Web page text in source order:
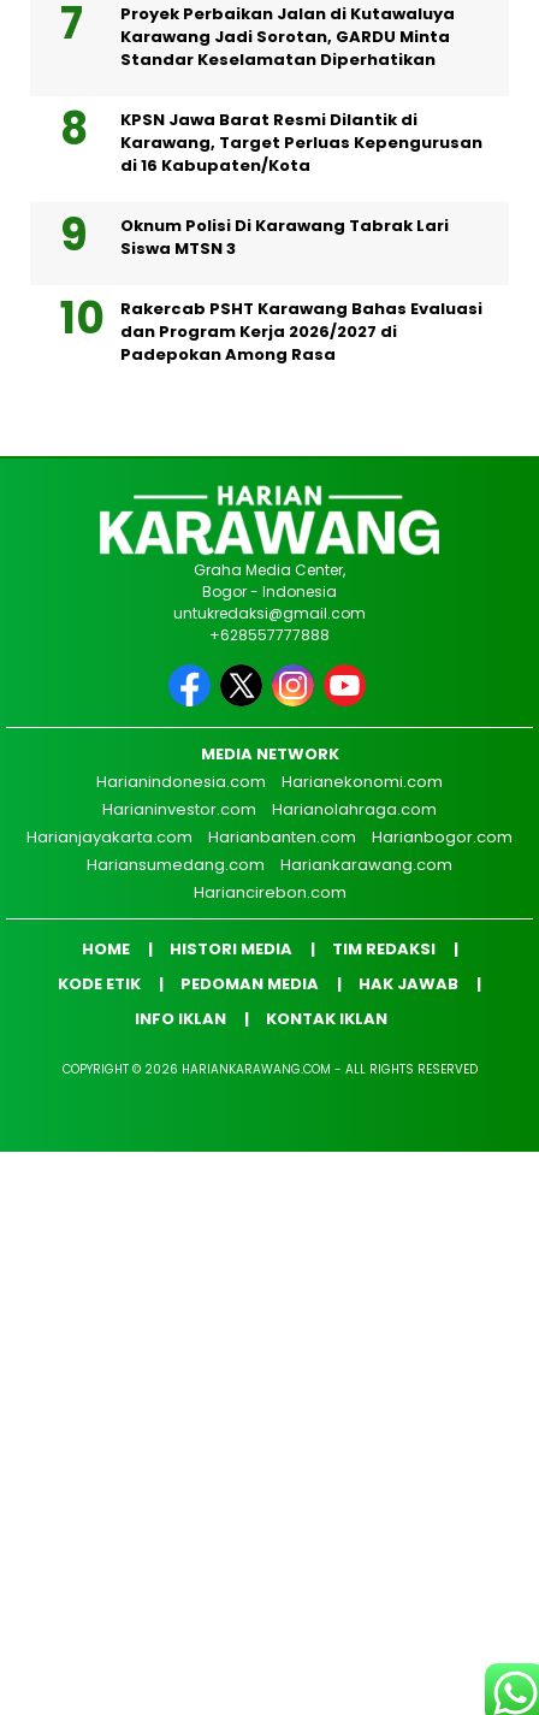
Proyek Perbaikan Jalan di Kutawaluya
Karawang Jadi Sorotan, GARDU Minta
Standar Keselamatan Diperhatikan
KPSN Jawa Barat Resmi Dilantik di
Karawang, Target Perluas Kepengurusan
di 16 Kabupaten/Kota
Oknum Polisi Di Karawang Tabrak Lari
Siswa MTSN 3
Rakercab PSHT Karawang Bahas Evaluasi
dan Program Kerja 2026/2027 di
Padepokan Among Rasa
Graha Media Center,
Bogor - Indonesia
untukredaksi@gmail.com
+628557777888
MEDIA NETWORK
Harianindonesia.com
Harianekonomi.com
Harianinvestor.com
Harianolahraga.com
Harianjayakarta.com
Harianbanten.com
Harianbogor.com
Hariansumedang.com
Hariankarawang.com
Hariancirebon.com
HOME HISTORI MEDIA
TIM REDAKSI
KODE ETIK
PEDOMAN MEDIA
HAK JAWAB
INFO IKLAN
KONTAK IKLAN
COPYRIGHT © 2026 HARIANKARAWANG.COM - ALL RIGHTS RESERVED